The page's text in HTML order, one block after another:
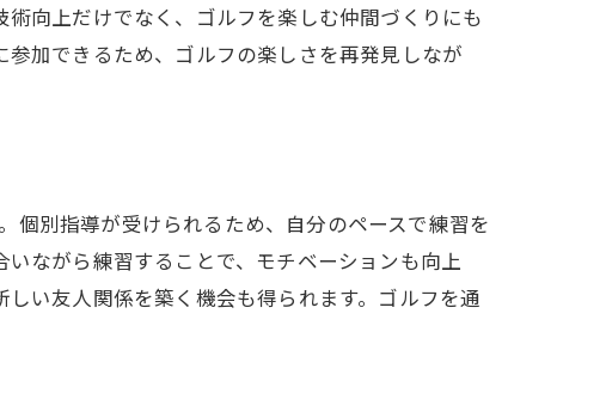
向上だけでなく、ゴルフを楽しむ仲間づくりにも
加できるため、ゴルフの楽しさを再発見しなが
個別指導が受けられるため、自分のペースで練習を
ながら練習することで、モチベーションも向上
い友人関係を築く機会も得られます。ゴルフを通